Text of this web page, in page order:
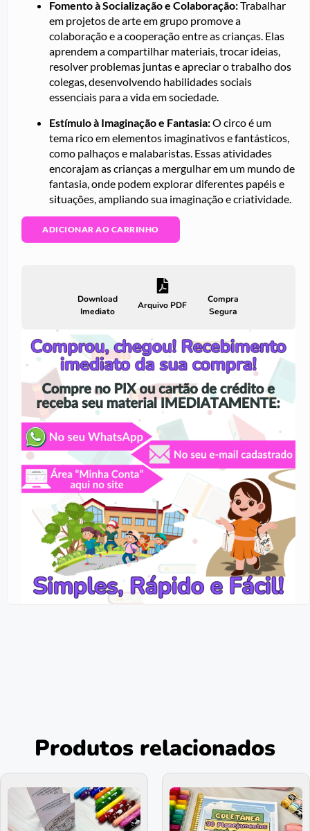
Fomento à Socialização e Colaboração:Trabalhar
em projetos de arte em grupo promove a
colaboração e a cooperação entre as crianças. Elas
aprendem a compartilhar materiais, trocar ideias,
resolver problemas juntas e apreciar o trabalho dos
colegas, desenvolvendo habilidades sociais
essenciais para a vida em sociedade.
Estímulo à Imaginação e Fantasia:O circo é um
tema rico em elementos imaginativos e fantásticos,
como palhaços e malabaristas. Essas atividades
encorajam as crianças a mergulhar em um mundo de
fantasia, onde podem explorar diferentes papéis e
situações, ampliando sua imaginação e criatividade.
ADICIONAR AO CARRINHO
Download
Imediato
Arquivo PDF
Compra
Segura
Produtos relacionados